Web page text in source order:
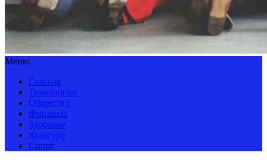
Меню
Главная
Технологии
Общество
Финансы
Здоровье
Культура
Спорт